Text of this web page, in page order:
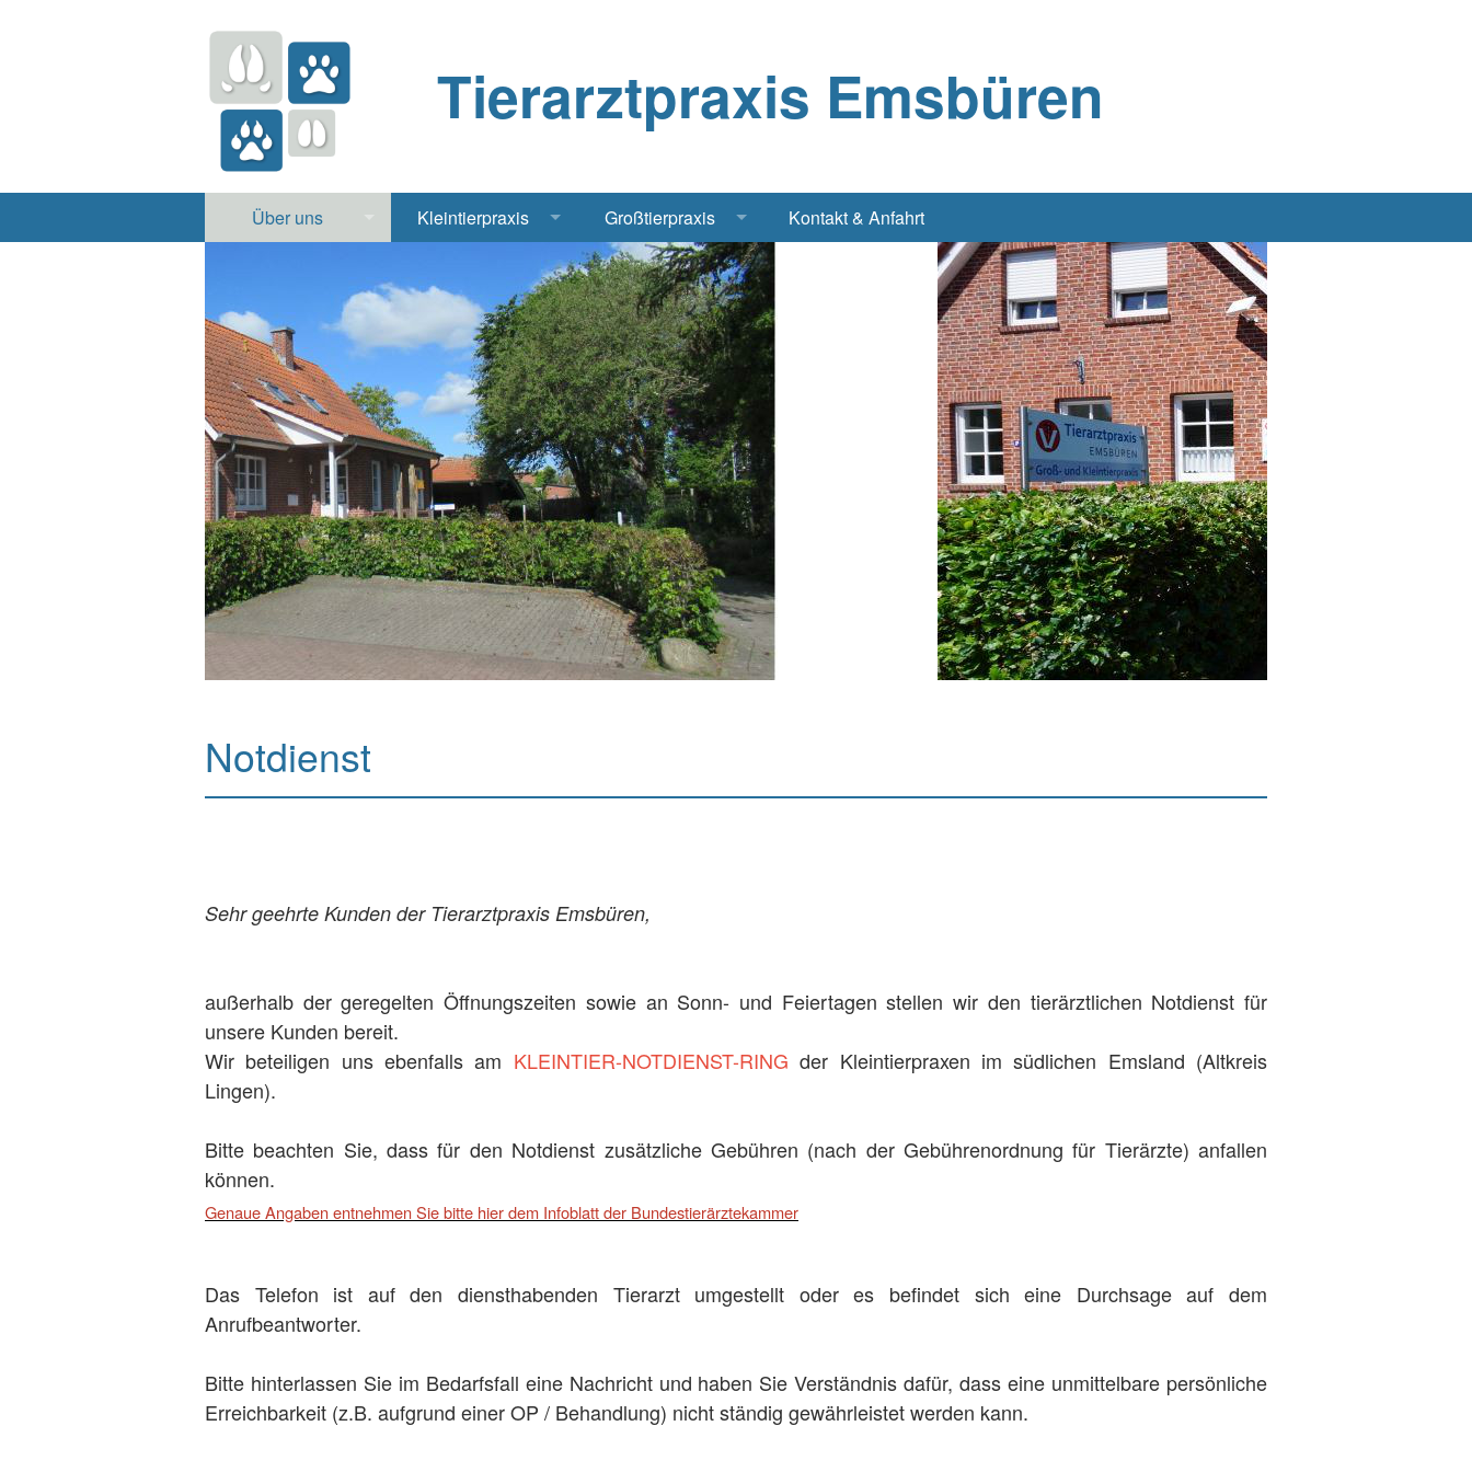
Tierarztpraxis Emsbüren
Über uns
Apotheke
Labor
Notdienst
Jobs & Praktikum
Kleintierpraxis
Heimtiere
Röntgen Ultraschall Elektrochirurgie Narkose
Großtierpraxis
Bestandsbetreuung Schwein
Bestandsbetreuung Rind
Pferde
Geflügel, Tauben, Hühner
Kontakt & Anfahrt
Notdienst
Sehr geehrte Kunden der Tierarztpraxis Emsbüren,
außerhalb der geregelten Öffnungszeiten sowie an Sonn- und Feiertagen stellen wir den tierärztlichen Notdienst für
unsere Kunden bereit.
Wir beteiligen uns ebenfalls am KLEINTIER-NOTDIENST-RING der Kleintierpraxen im südlichen Emsland (Altkreis
Lingen).
Bitte beachten Sie, dass für den Notdienst zusätzliche Gebühren (nach der Gebührenordnung für Tierärzte) anfallen
können.
Genaue Angaben entnehmen Sie bitte hier dem Infoblatt der Bundestierärztekammer
Das Telefon ist auf den diensthabenden Tierarzt umgestellt oder es befindet sich eine Durchsage auf dem
Anrufbeantworter.
Bitte hinterlassen Sie im Bedarfsfall eine Nachricht und haben Sie Verständnis dafür, dass eine unmittelbare persönliche
Erreichbarkeit (z.B. aufgrund einer OP / Behandlung) nicht ständig gewährleistet werden kann.